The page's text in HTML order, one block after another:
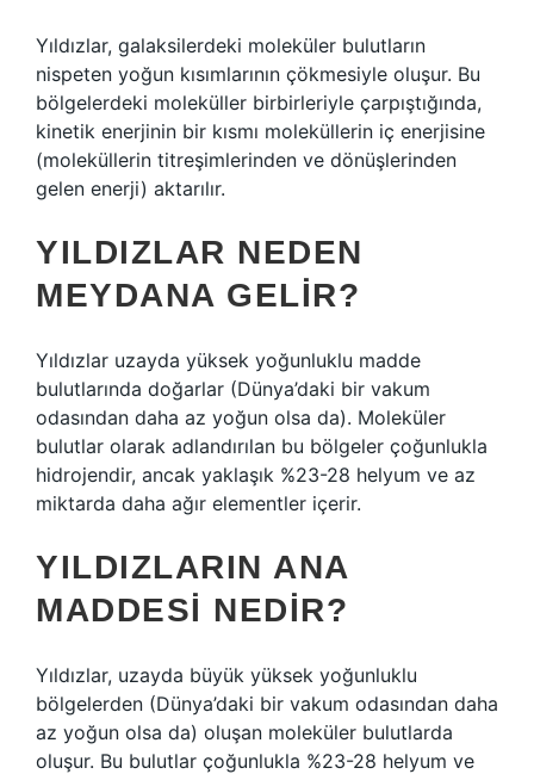
Yıldızlar, galaksilerdeki moleküler bulutların
nispeten yoğun kısımlarının çökmesiyle oluşur. Bu
bölgelerdeki moleküller birbirleriyle çarpıştığında,
kinetik enerjinin bir kısmı moleküllerin iç enerjisine
(moleküllerin titreşimlerinden ve dönüşlerinden
gelen enerji) aktarılır.
YILDIZLAR NEDEN
MEYDANA GELIR?
Yıldızlar uzayda yüksek yoğunluklu madde
bulutlarında doğarlar (Dünya’daki bir vakum
odasından daha az yoğun olsa da). Moleküler
bulutlar olarak adlandırılan bu bölgeler çoğunlukla
hidrojendir, ancak yaklaşık %23-28 helyum ve az
miktarda daha ağır elementler içerir.
YILDIZLARIN ANA
MADDESI NEDIR?
Yıldızlar, uzayda büyük yüksek yoğunluklu
bölgelerden (Dünya’daki bir vakum odasından daha
az yoğun olsa da) oluşan moleküler bulutlarda
oluşur. Bu bulutlar çoğunlukla %23-28 helyum ve